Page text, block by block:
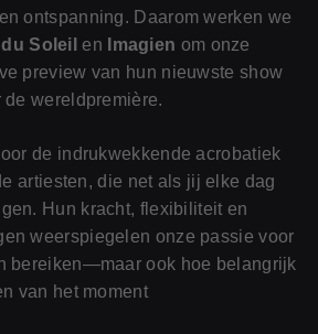
ontspanning. Daarom werken we
Soleil en Imagien om onze
preview van hun nieuwste show
wereldpremière.
de indrukwekkende acrobatiek
artiesten, die net als jij elke dag
Hun kracht, flexibiliteit en
weerspiegelen onze passie voor
bereiken—maar ook hoe belangrijk
van het moment